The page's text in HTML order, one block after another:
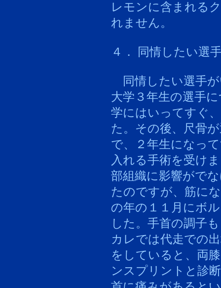
レモンに含まれる
れません。
４． 同情したい選
同情したい選手
大学３年生の選手
学にはいってすぐ
た。その後、尺骨
で、２年生になっ
入れる手術を受け
部組織に影響がで
たのですが、筋に
の年の１１月にボ
した。手首の調子
カレでは代走での
をしていると、両
ンスプリントと診